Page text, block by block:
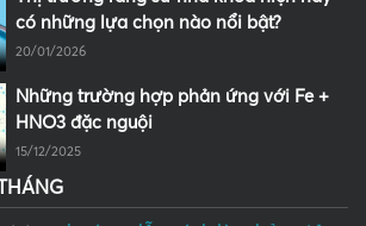
có những lựa chọn nào nổi bật?
20/01/2026
Những trường hợp phản ứng với Fe +
HNO3 đặc nguội
15/12/2025